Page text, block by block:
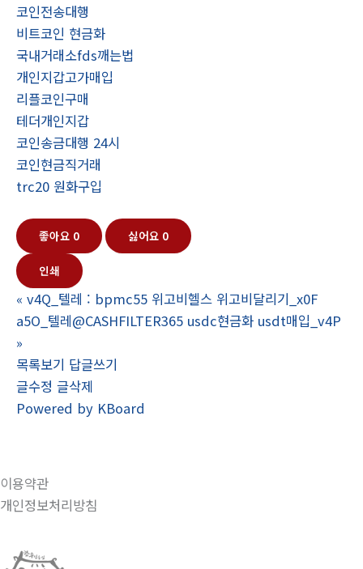
코인전송대행
비트코인 현금화
국내거래소fds깨는법
개인지갑고가매입
리플코인구매
테더개인지갑
코인송금대행 24시
코인현금직거래
trc20 원화구입
좋아요 0 싫어요 0
인쇄
« v4Q_텔레 : bpmc55 위고비헬스 위고비달리기_x0F
a5O_텔레@CASHFILTER365 usdc현금화 usdt매입_v4P
»
목록보기 답글쓰기
글수정 글삭제
Powered by KBoard
이용약관
개인정보처리방침